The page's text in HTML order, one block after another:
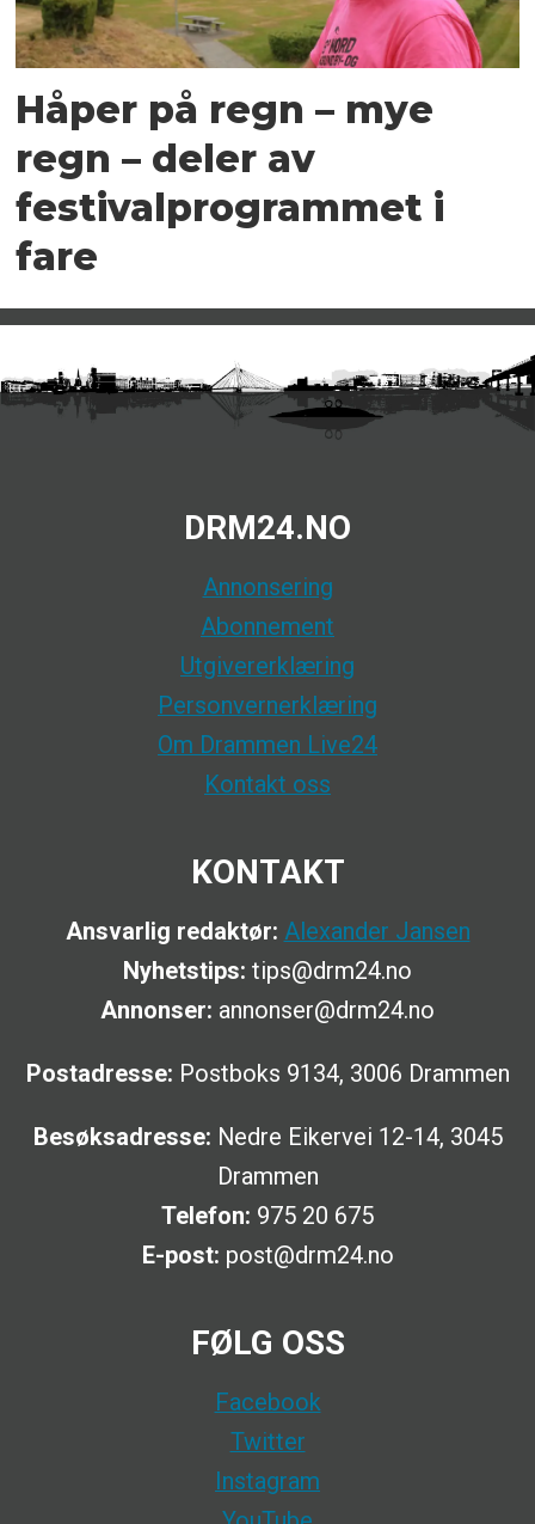
Håper på regn – mye
regn – deler av
festivalprogrammet i
fare
DRM24.NO
Annonsering
Abonnement
Utgivererklæring
Personvernerklæring
Om Drammen Live24
Kontakt oss
KONTAKT
Ansvarlig redaktør: Alexander Jansen
Nyhetstips: tips@drm24.no
Annonser: annonser@drm24.no
Postadresse: Postboks 9134, 3006 Drammen
Besøksadresse: Nedre Eikervei 12-14, 3045
Drammen
Telefon: 975 20 675
E-post: post@drm24.no
FØLG OSS
Facebook
Twitter
Instagram